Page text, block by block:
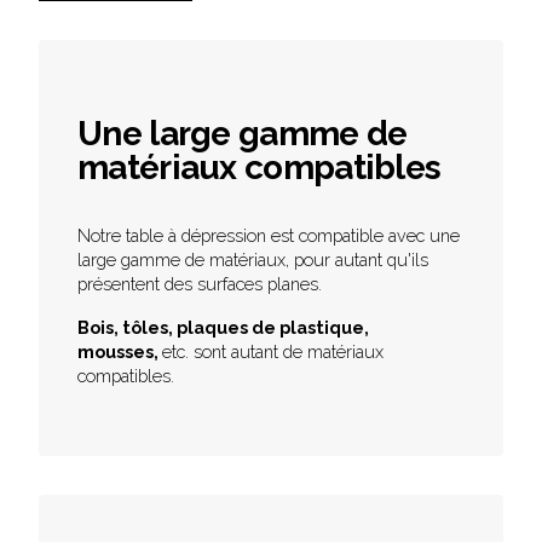
Une large gamme de
matériaux compatibles
Notre table à dépression est compatible avec une
large gamme de matériaux, pour autant qu'ils
présentent des surfaces planes.
Bois, tôles, plaques de plastique,
mousses, etc. sont autant de matériaux
compatibles.